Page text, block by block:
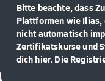
Bitte beachte, dass
Plattformen wie Ilias,
nicht automatisch
Zertifikatskurse und
dich hier. Die